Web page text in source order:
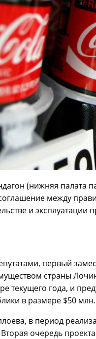
(нижняя палата
между
и
первый
страны
текущего года, и
в размере $50 млн.
в период
Вторая очередь